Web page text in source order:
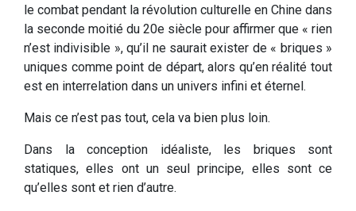
le combat pendant la révolution culturelle en Chine dans
la seconde moitié du 20e siècle pour affirmer que « rien
n’est indivisible », qu’il ne saurait exister de « briques »
uniques comme point de départ, alors qu’en réalité tout
est en interrelation dans un univers infini et éternel.
Mais ce n’est pas tout, cela va bien plus loin.
Dans la conception idéaliste, les briques sont
statiques, elles ont un seul principe, elles sont ce
qu’elles sont et rien d’autre.